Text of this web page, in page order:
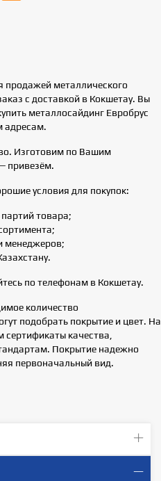
продажей металлического
с доставкой в Кокшетау. Вы
металлосайдинг Евробрус
адресам.
Изготовим по Вашим
привезём.
условия для покупок:
товара;
менеджеров;
по телефонам в Кокшетау.
количество
подобрать покрытие и цвет. На
сертификаты качества,
Покрытие надежно
первоначальный вид.